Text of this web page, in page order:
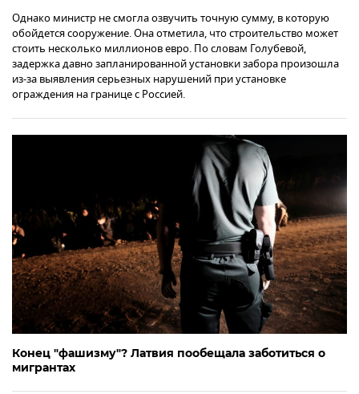
Однако министр не смогла озвучить точную сумму, в которую
обойдется сооружение. Она отметила, что строительство может
стоить несколько миллионов евро. По словам Голубевой,
задержка давно запланированной установки забора произошла
из-за выявления серьезных нарушений при установке
ограждения на границе с Россией.
Конец "фашизму"? Латвия пообещала заботиться о
мигрантах